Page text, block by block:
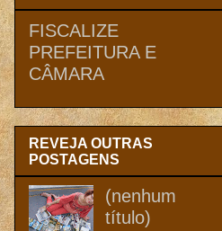
FISCALIZE
PREFEITURA E
CÂMARA
REVEJA OUTRAS
POSTAGENS
(nenhum
título)